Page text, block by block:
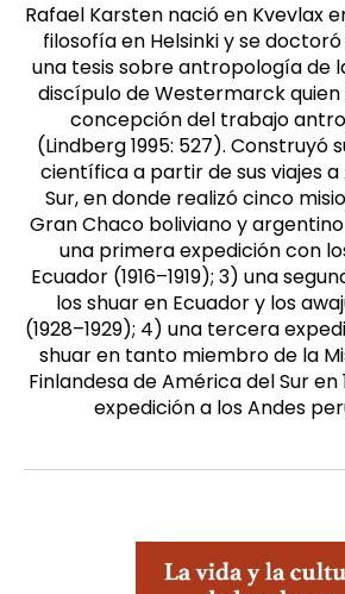
Rafael Karsten nació en Kvevlax
filosofía en Helsinki y se doctoró
una tesis sobre antropología de
discípulo de Westermarck quien
concepción del trabajo
(Lindberg 1995: 527). Construyó
científica a partir de sus viajes
Sur, en donde realizó cinco
Gran Chaco boliviano y argentino
una primera expedición con
Ecuador (1916–1919); 3) una
los shuar en Ecuador y los
(1928–1929); 4) una tercera
shuar en tanto miembro de la
Finlandesa de América del Sur en
expedición a los Andes